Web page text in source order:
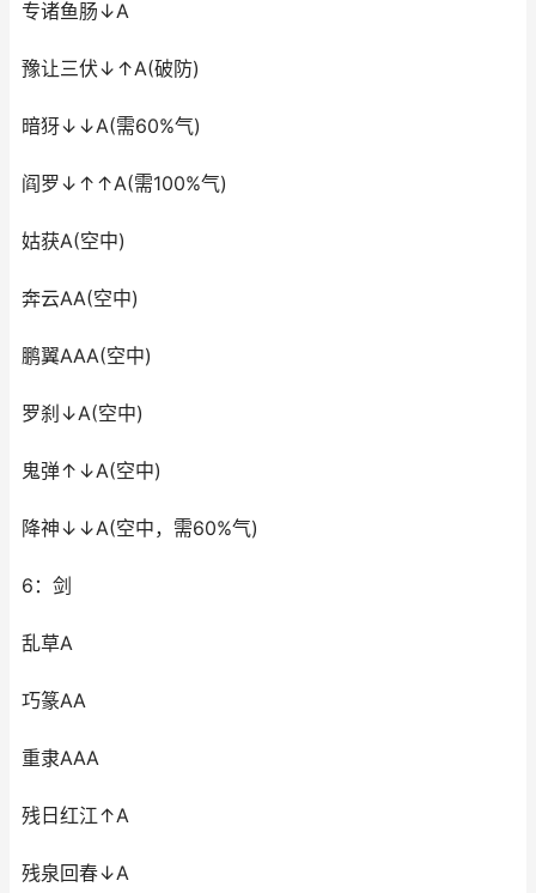
专诸鱼肠↓A
豫让三伏↓↑A(破防)
暗犽↓↓A(需60%气)
阎罗↓↑↑A(需100%气)
姑获A(空中)
奔云AA(空中)
鹏翼AAA(空中)
罗刹↓A(空中)
鬼弹↑↓A(空中)
降神↓↓A(空中，需60%气)
6：剑
乱草A
巧篆AA
重隶AAA
残日红江↑A
残泉回春↓A